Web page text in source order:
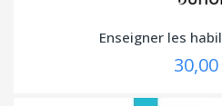
Enseigner les